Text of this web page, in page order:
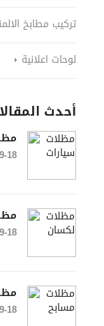
تركيب مطابخ
لوحات اعلانية
أحدث
18
18
18